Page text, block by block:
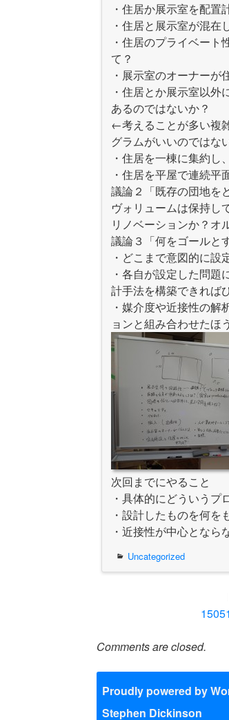
・住居か展示室を配置
・住居と展示室が混在
・住居のプライベー
て？
・展示室のオーナーが
・住居とか展示室以
あるのではないか？
←考えることが多い複
グラムがいいのではな
・住居を一棟に集約
・住居を平屋で連続平
議論２「既存の団地を
ヴォリュームは保持し
リノベーションか？オ
議論３「何をゴールと
・どこまで意図的に
・各自が設定した問
計手法を構築できれば
・媒介度や近接性の
ョンと組み合わせたほ
次回までにやること
・具体的にどういうプ
・設計したものを何を
・近接性が中心となら
Uncategorized
Comments are closed.
Proudly powered by
Stephen Dickinson